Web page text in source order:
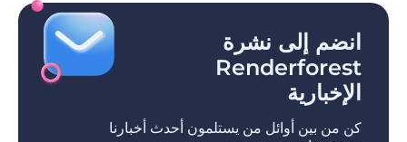
انضم إلى نشرة
Renderforest
الإخبارية
كن من بين أوائل من يستلمون أحدث أخبارنا